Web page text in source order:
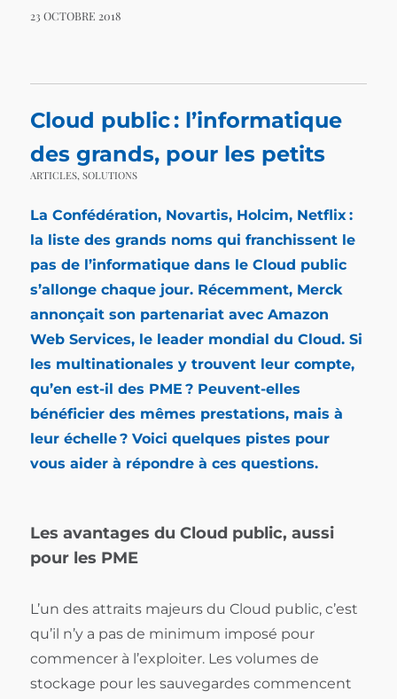
23 OCTOBRE 2018
Cloud public : l’informatique
des grands, pour les petits
ARTICLES, SOLUTIONS
La Confédération, Novartis, Holcim, Netflix :
la liste des grands noms qui franchissent le
pas de l’informatique dans le Cloud public
s’allonge chaque jour. Récemment, Merck
annonçait son partenariat avec Amazon
Web Services, le leader mondial du Cloud. Si
les multinationales y trouvent leur compte,
qu’en est-il des PME ? Peuvent-elles
bénéficier des mêmes prestations, mais à
leur échelle ? Voici quelques pistes pour
vous aider à répondre à ces questions.
Les avantages du Cloud public, aussi
pour les PME
L’un des attraits majeurs du Cloud public, c’est
qu’il n’y a pas de minimum imposé pour
commencer à l’exploiter. Les volumes de
stockage pour les sauvegardes commencent